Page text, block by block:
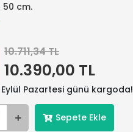
50 cm.
10.711,34 TL
10.390,00 TL
Eylül Pazartesi günü kargoda!
Sepete Ekle